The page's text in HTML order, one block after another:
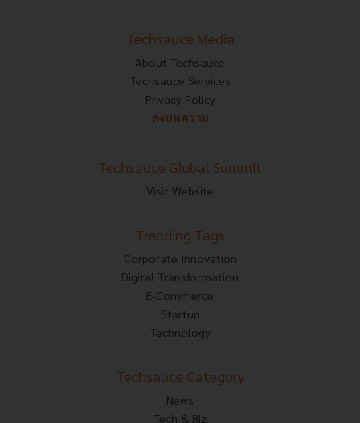
Techsauce Media
About Techsauce
Techsauce Services
Privacy Policy
ส่งบทความ
Techsauce Global Summit
Visit Website
Trending Tags
Corporate Innovation
Digital Transformation
E-Commerce
Startup
Technology
Techsauce Category
News
Tech & Biz